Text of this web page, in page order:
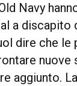
Navy
a discapito
dire che le
nuove
aggiunto.